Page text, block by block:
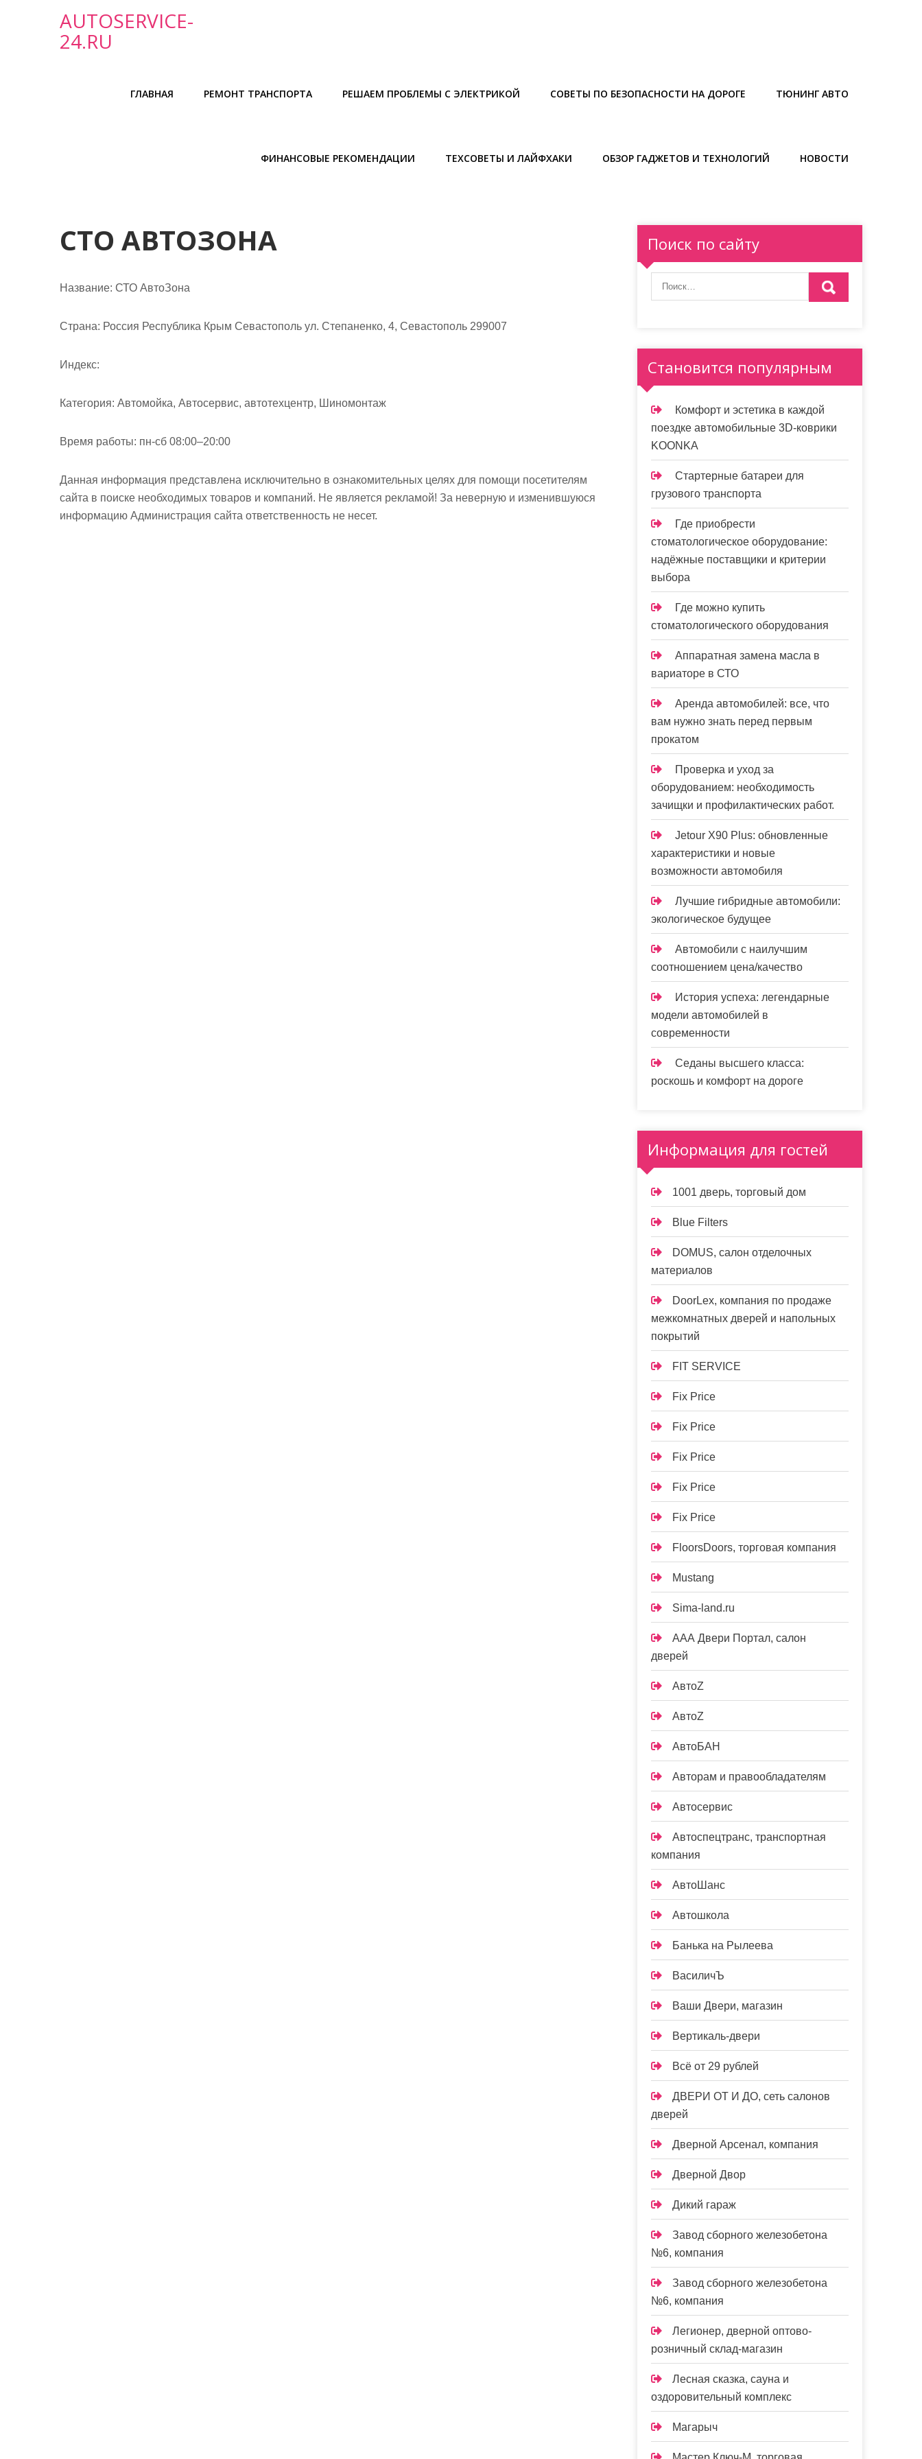
AUTOSERVICE-
24.RU
ГЛАВНАЯ РЕМОНТ ТРАНСПОРТА РЕШАЕМ ПРОБЛЕМЫ С ЭЛЕКТРИКОЙ СОВЕТЫ ПО БЕЗОПАСНОСТИ НА ДОРОГЕ ТЮНИНГ АВТО
ФИНАНСОВЫЕ РЕКОМЕНДАЦИИ ТЕХСОВЕТЫ И ЛАЙФХАКИ ОБЗОР ГАДЖЕТОВ И ТЕХНОЛОГИЙ НОВОСТИ
СТО АВТОЗОНА
Название: СТО АвтоЗона
Страна: Россия Республика Крым Севастополь ул. Степаненко, 4, Севастополь 299007
Индекс:
Категория: Автомойка, Автосервис, автотехцентр, Шиномонтаж
Время работы: пн-сб 08:00–20:00
Данная информация представлена исключительно в ознакомительных целях для помощи посетителям
сайта в поиске необходимых товаров и компаний. Не является рекламой! За неверную и изменившуюся
информацию Администрация сайта ответственность не несет.
Поиск по сайту
Становится популярным
Комфорт и эстетика в каждой
поездке автомобильные 3D-коврики
KOONKA
Стартерные батареи для
грузового транспорта
Где приобрести
стоматологическое оборудование:
надёжные поставщики и критерии
выбора
Где можно купить
стоматологического оборудования
Аппаратная замена масла в
вариаторе в СТО
Аренда автомобилей: все, что
вам нужно знать перед первым
прокатом
Проверка и уход за
оборудованием: необходимость
зачищки и профилактических работ.
Jetour X90 Plus: обновленные
характеристики и новые
возможности автомобиля
Лучшие гибридные автомобили:
экологическое будущее
Автомобили с наилучшим
соотношением цена/качество
История успеха: легендарные
модели автомобилей в
современности
Седаны высшего класса:
роскошь и комфорт на дороге
Информация для гостей
1001 дверь, торговый дом
Blue Filters
DOMUS, салон отделочных
материалов
DoorLex, компания по продаже
межкомнатных дверей и напольных
покрытий
FIT SERVICE
Fix Price
Fix Price
Fix Price
Fix Price
Fix Price
FloorsDoors, торговая компания
Mustang
Sima-land.ru
ААА Двери Портал, салон
дверей
АвтоZ
АвтоZ
АвтоБАН
Авторам и правообладателям
Автосервис
Автоспецтранс, транспортная
компания
АвтоШанс
Автошкола
Банька на Рылеева
ВасиличЪ
Ваши Двери, магазин
Вертикаль-двери
Всё от 29 рублей
ДВЕРИ ОТ И ДО, сеть салонов
дверей
Дверной Арсенал, компания
Дверной Двор
Дикий гараж
Завод сборного железобетона
№6, компания
Завод сборного железобетона
№6, компания
Легионер, дверной оптово-
розничный склад-магазин
Лесная сказка, сауна и
оздоровительный комплекс
Магарыч